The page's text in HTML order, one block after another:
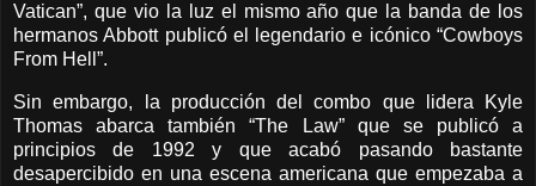
Vatican”, que vio la luz el mismo año que la banda de los
hermanos Abbott publicó el legendario e icónico “Cowboys
From Hell”.
Sin embargo, la producción del combo que lidera Kyle
Thomas abarca también “The Law” que se publicó a
principios de 1992 y que acabó pasando bastante
desapercibido en una escena americana que empezaba a